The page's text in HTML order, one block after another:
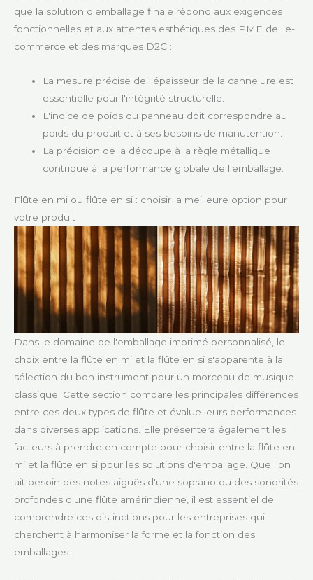
que la solution d'emballage finale répond aux exigences
fonctionnelles et aux attentes esthétiques des PME de l'e-
commerce et des marques D2C :
La mesure précise de l'épaisseur de la cannelure est
essentielle pour l'intégrité structurelle.
L'indice de poids du panneau doit correspondre au
poids du produit et à ses besoins de manutention.
La précision de la découpe à la règle métallique
contribue à la performance globale de l'emballage.
Flûte en mi ou flûte en si : choisir la meilleure option pour
votre produit
Dans le domaine de l'emballage imprimé personnalisé, le
choix entre la flûte en mi et la flûte en si s'apparente à la
sélection du bon instrument pour un morceau de musique
classique. Cette section compare les principales différences
entre ces deux types de flûte et évalue leurs performances
dans diverses applications. Elle présentera également les
facteurs à prendre en compte pour choisir entre la flûte en
mi et la flûte en si pour les solutions d'emballage. Que l'on
ait besoin des notes aiguës d'une soprano ou des sonorités
profondes d'une flûte amérindienne, il est essentiel de
comprendre ces distinctions pour les entreprises qui
cherchent à harmoniser la forme et la fonction des
emballages.